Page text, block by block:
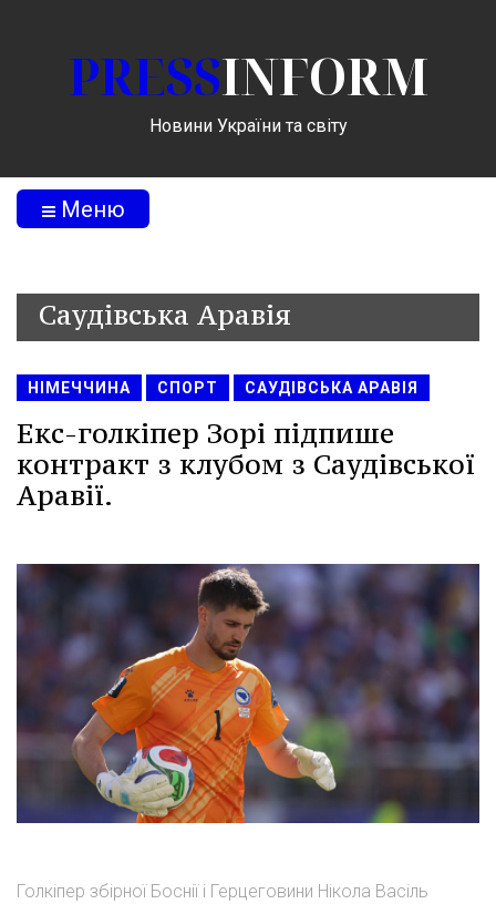
PRESSINFORM
Новини України та світу
Меню
Саудівська Аравія
НІМЕЧЧИНА СПОРТ САУДІВСЬКА АРАВІЯ
Екс-голкіпер Зорі підпише
контракт з клубом з Саудівської
Аравії.
Голкіпер збірної Боснії і Герцеговини Нікола Васіль